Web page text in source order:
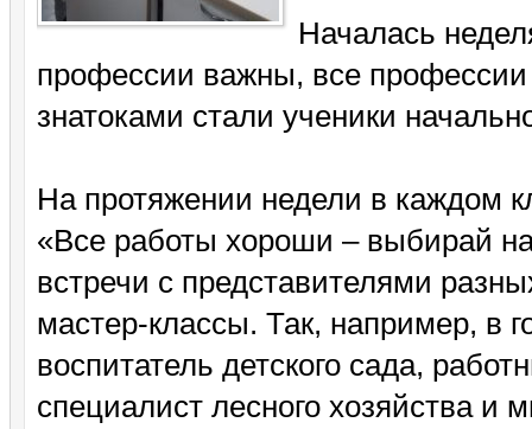
Началась
профессии важны, все
знатоками стали ученики
На протяжении недели в каждом
«Все работы хороши – выбирай
встречи с представителями
мастер-классы. Так, например, в
воспитатель детского сада,
специалист лесного хозяйства и